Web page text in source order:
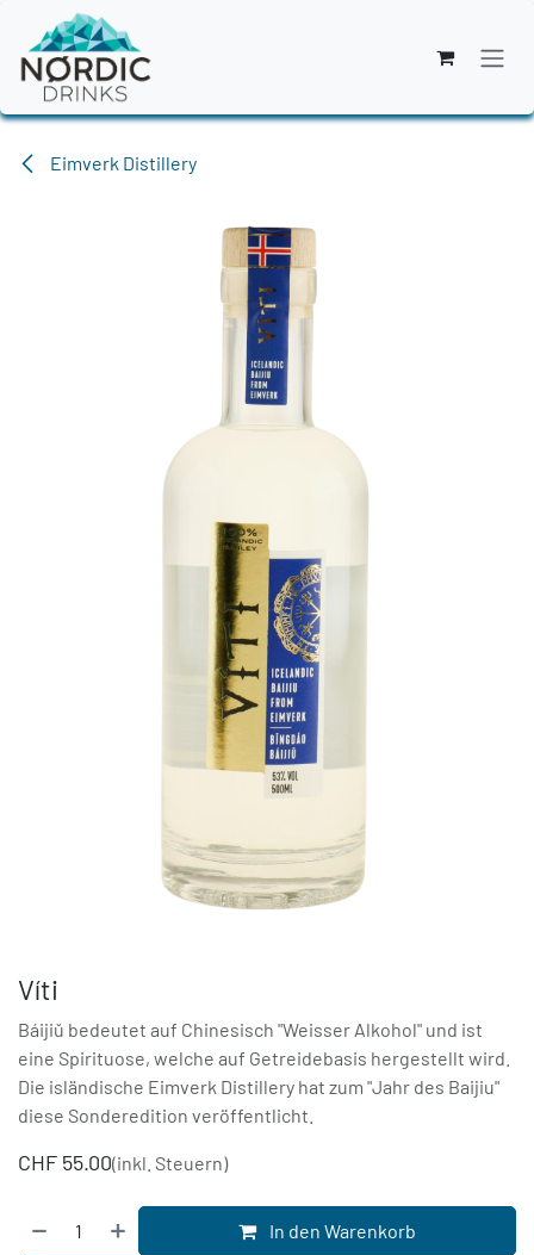
Zum Inhalt springen
Eimverk Distillery
Víti
Báijiǔ bedeutet auf Chinesisch "Weisser Alkohol" und ist
eine Spirituose, welche auf Getreidebasis hergestellt wird.
Die isländische Eimverk Distillery hat zum "Jahr des Baijiu"
diese Sonderedition veröffentlicht.
CHF 55.00(inkl. Steuern)
In den Warenkorb